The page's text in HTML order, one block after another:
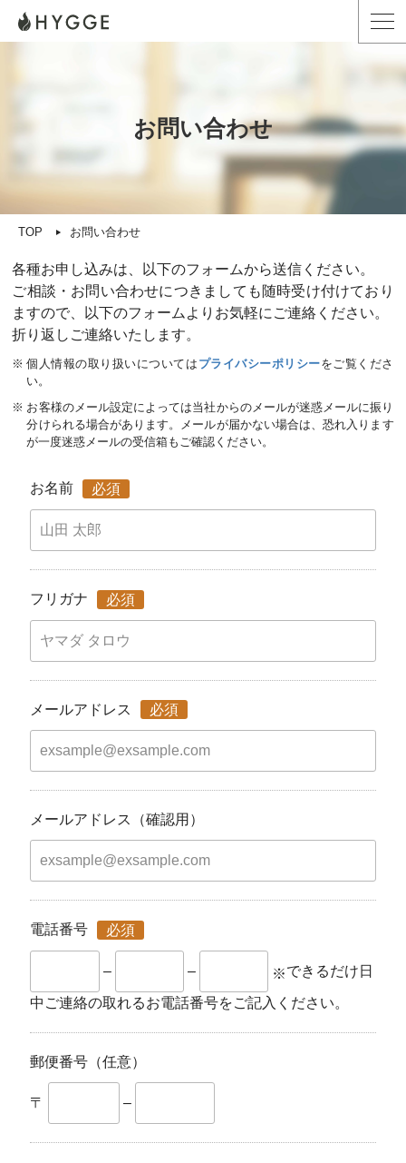
お問い合わせ
TOP お問い合わせ
各種お申し込みは、以下のフォームから送信ください。
ご相談・お問い合わせにつきましても随時受け付けており
ますので、以下のフォームよりお気軽にご連絡ください。
折り返しご連絡いたします。
個人情報の取り扱いについては プライバシーポリシーをご覧くださ
い。
お客様のメール設定によっては当社からのメールが迷惑メールに振り
分けられる場合があります。メールが届かない場合は、恐れ入ります
が一度迷惑メールの受信箱もご確認ください。
お名前 必須
フリガナ 必須
メールアドレス 必須
メールアドレス（確認用）
電話番号 必須
– – できるだけ日
中ご連絡の取れるお電話番号をご記入ください。
郵便番号（任意）
〒 –